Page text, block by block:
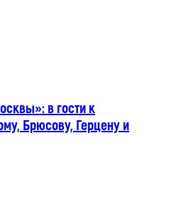
в гости к
Брюсову, Герцену и